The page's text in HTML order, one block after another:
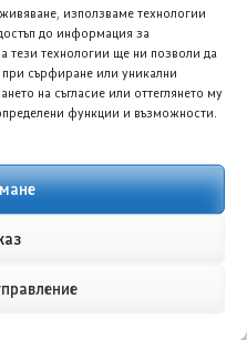
използваме технологии
до информация за
тези технологии ще ни позволи да
сърфиране или уникални
на съгласие или оттеглянето му
функции и възможности.